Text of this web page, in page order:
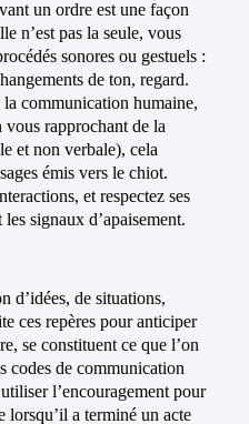
un ordre est une façon
n’est pas la seule, vous
sonores ou gestuels :
de ton, regard.
communication humaine,
rapprochant de la
et non verbale), cela
émis vers le chiot.
et respectez ses
signaux d’apaisement.
d’idées, de situations,
ces repères pour anticiper
se constituent ce que l’on
codes de communication
l’encouragement pour
lorsqu’il a terminé un acte